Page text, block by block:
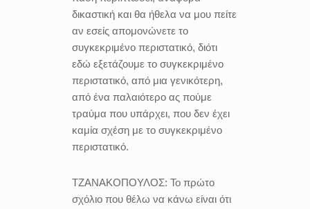
δικαστική και θα ήθελα να μου πείτε
αν εσείς απομονώνετε το
συγκεκριμένο περιστατικό, διότι
εδώ εξετάζουμε το συγκεκριμένο
περιστατικό, από μια γενικότερη,
από ένα παλαιότερο ας πούμε
τραύμα που υπάρχει, που δεν έχει
καμία σχέση με το συγκεκριμένο
περιστατικό.
ΤΖΑΝΑΚΟΠΟΥΛΟΣ: Το πρώτο
σχόλιο που θέλω να κάνω είναι ότι